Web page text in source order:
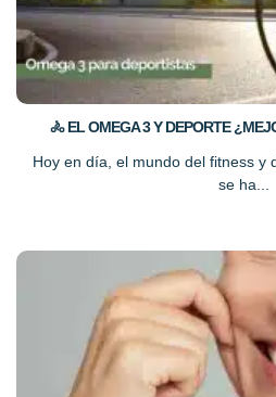
🚴 EL OMEGA 3 Y DEPORTE
Hoy en día, el mundo del fitness y
se ha...